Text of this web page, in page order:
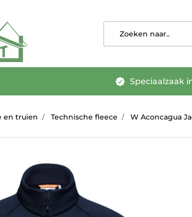
Speciaalzaak
en truien Technische fleece W Aconcagua